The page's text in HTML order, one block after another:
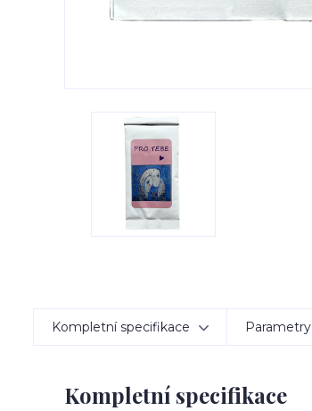
Kompletní specifikace Parametry
Kompletní specifikace